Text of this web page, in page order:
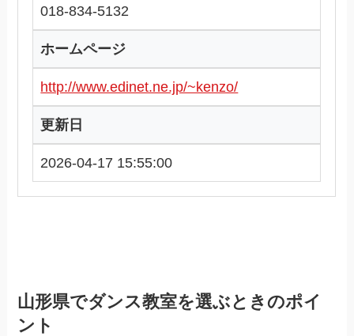
018-834-5132
ホームページ
http://www.edinet.ne.jp/~kenzo/
更新日
2026-04-17 15:55:00
山形県でダンス教室を選ぶときのポイ
ント